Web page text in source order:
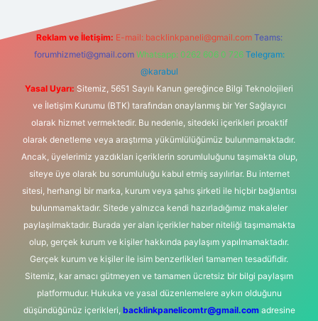
Reklam ve İletişim: E-mail: backlinkpaneli@gmail.com Teams:
forumhizmeti@gmail.com Whatsapp: 0262 606 0 726 Telegram:
@karabul
Yasal Uyarı: Sitemiz, 5651 Sayılı Kanun gereğince Bilgi Teknolojileri
ve İletişim Kurumu (BTK) tarafından onaylanmış bir Yer Sağlayıcı
olarak hizmet vermektedir. Bu nedenle, sitedeki içerikleri proaktif
olarak denetleme veya araştırma yükümlülüğümüz bulunmamaktadır.
Ancak, üyelerimiz yazdıkları içeriklerin sorumluluğunu taşımakta olup,
siteye üye olarak bu sorumluluğu kabul etmiş sayılırlar. Bu internet
sitesi, herhangi bir marka, kurum veya şahıs şirketi ile hiçbir bağlantısı
bulunmamaktadır. Sitede yalnızca kendi hazırladığımız makaleler
paylaşılmaktadır. Burada yer alan içerikler haber niteliği taşımamakta
olup, gerçek kurum ve kişiler hakkında paylaşım yapılmamaktadır.
Gerçek kurum ve kişiler ile isim benzerlikleri tamamen tesadüfidir.
Sitemiz, kar amacı gütmeyen ve tamamen ücretsiz bir bilgi paylaşım
platformudur. Hukuka ve yasal düzenlemelere aykırı olduğunu
düşündüğünüz içerikleri, backlinkpanelicomtr@gmail.comadresine